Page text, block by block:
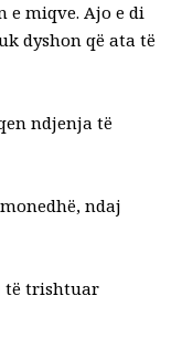
e miqve. Ajo e di
dyshon që ata të
ndjenja të
ndaj
të trishtuar